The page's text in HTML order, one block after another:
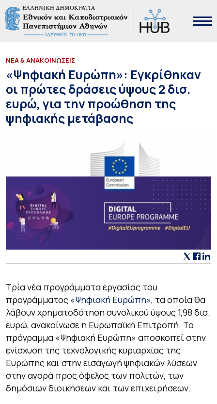
ΝΕΑ & ΑΝΑΚΟΙΝΩΣΕΙΣ
«Ψηφιακή Ευρώπη»: Εγκρίθηκαν
οι πρώτες δράσεις ύψους 2 δισ.
ευρώ, για την προώθηση της
ψηφιακής μετάβασης
Τρία νέα προγράμματα εργασίας του
προγράμματος «Ψηφιακή Ευρώπη», τα οποία θα
λάβουν χρηματοδότηση συνολικού ύψους 1,98 δισ.
ευρώ, ανακοίνωσε η Ευρωπαϊκή Επιτροπή. Το
πρόγραμμα «Ψηφιακή Ευρώπη» αποσκοπεί στην
ενίσχυση της τεχνολογικής κυριαρχίας της
Ευρώπης και στην εισαγωγή ψηφιακών λύσεων
στην αγορά προς όφελος των πολιτών, των
δημόσιων διοικήσεων και των επιχειρήσεων.